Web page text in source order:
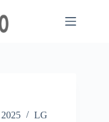
LG